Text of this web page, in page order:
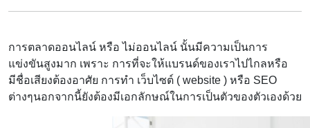
การตลาดออนไลน์ หรือ ไม่ออนไลน์ นั้นมีความเป็นการ
แข่งขันสูงมาก เพราะ การที่จะให้แบรนด์ของเราไปไกลหรือ
มีชื่อเสียงต้องอาศัย การทำ เว็บไซต์ ( website ) หรือ SEO
ต่างๆนอกจากนี้ยังต้องมีเอกลักษณ์ในการเป็นตัวของตัวเองด้วย